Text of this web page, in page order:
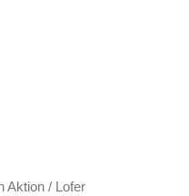
Aktion / Lofer